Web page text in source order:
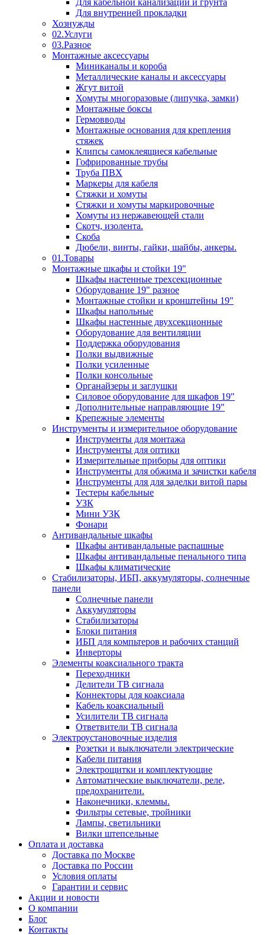
Для кабельной канализации и грунта
Для внутренней прокладки
Хознужды
02.Услуги
03.Разное
Монтажные аксессуары
Миниканалы и короба
Металлические каналы и аксессуары
Жгут витой
Хомуты многоразовые (липучка, замки)
Монтажные боксы
Гермовводы
Монтажные основания для крепления
стяжек
Клипсы самоклеящиеся кабельные
Гофрированные трубы
Труба ПВХ
Маркеры для кабеля
Стяжки и хомуты
Стяжки и хомуты маркировочные
Хомуты из нержавеющей стали
Скотч, изолента.
Скоба
Дюбели, винты, гайки, шайбы, анкеры.
01.Товары
Монтажные шкафы и стойки 19"
Шкафы настенные трехсекционные
Оборудование 19" разное
Монтажные стойки и кронштейны 19"
Шкафы напольные
Шкафы настенные двухсекционные
Оборудование для вентиляции
Поддержка оборудования
Полки выдвижные
Полки усиленные
Полки консольные
Органайзеры и заглушки
Силовое оборудование для шкафов 19"
Дополнительные направляющие 19"
Крепежные элементы
Инструменты и измерительное оборудование
Инструменты для монтажа
Инструменты для оптики
Измерительные приборы для оптики
Инструменты для обжима и зачистки кабеля
Инструменты для для заделки витой пары
Тестеры кабельные
УЗК
Мини УЗК
Фонари
Антивандальные шкафы
Шкафы антивандальные распашные
Шкафы антивандальные пенального типа
Шкафы климатические
Стабилизаторы, ИБП, аккумуляторы, солнечные
панели
Солнечные панели
Аккумуляторы
Стабилизаторы
Блоки питания
ИБП для компьтеров и рабочих станций
Инверторы
Элементы коаксиального тракта
Переходники
Делители ТВ сигнала
Коннекторы для коаксиала
Кабель коаксиальный
Усилители ТВ сигнала
Ответвители ТВ сигнала
Электроустановочные изделия
Розетки и выключатели электрические
Кабели питания
Электрощитки и комплектующие
Автоматические выключатели, реле,
предохранители.
Наконечники, клеммы.
Фильтры сетевые, тройники
Лампы, светильники
Вилки штепсельные
Оплата и доставка
Доставка по Москве
Доставка по России
Условия оплаты
Гарантии и сервис
Акции и новости
О компании
Блог
Контакты